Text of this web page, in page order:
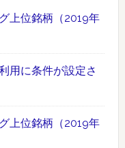
約
件
数
キ
上位銘柄（2019年
用に条件が設定さ
上位銘柄（2019年